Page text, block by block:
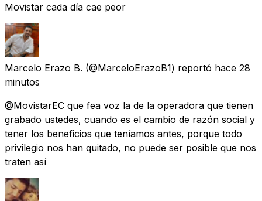
Movistar cada día cae peor
Marcelo Erazo B. (@MarceloErazoB1) reportó hace 28
minutos
@MovistarEC que fea voz la de la operadora que tienen
grabado ustedes, cuando es el cambio de razón social y
tener los beneficios que teníamos antes, porque todo
privilegio nos han quitado, no puede ser posible que nos
traten así